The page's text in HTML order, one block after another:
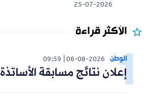
25-07-2026
الأكثر قراءة
الوطن 06-08-2026
09:59
إعلان نتائج مسابقة الأساتذة